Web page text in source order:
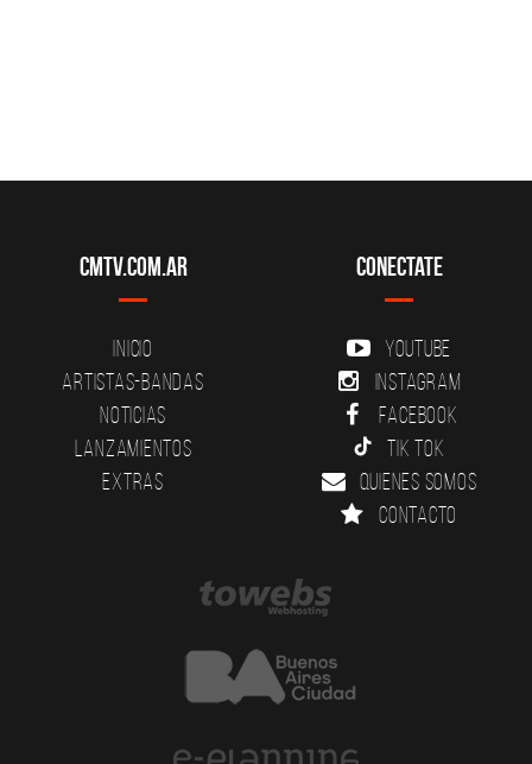
CMTV.com.ar
Inicio
Artistas-Bandas
Noticias
Lanzamientos
Extras
Conectate
YouTube
Instagram
Facebook
Tik Tok
Quienes somos
Contacto